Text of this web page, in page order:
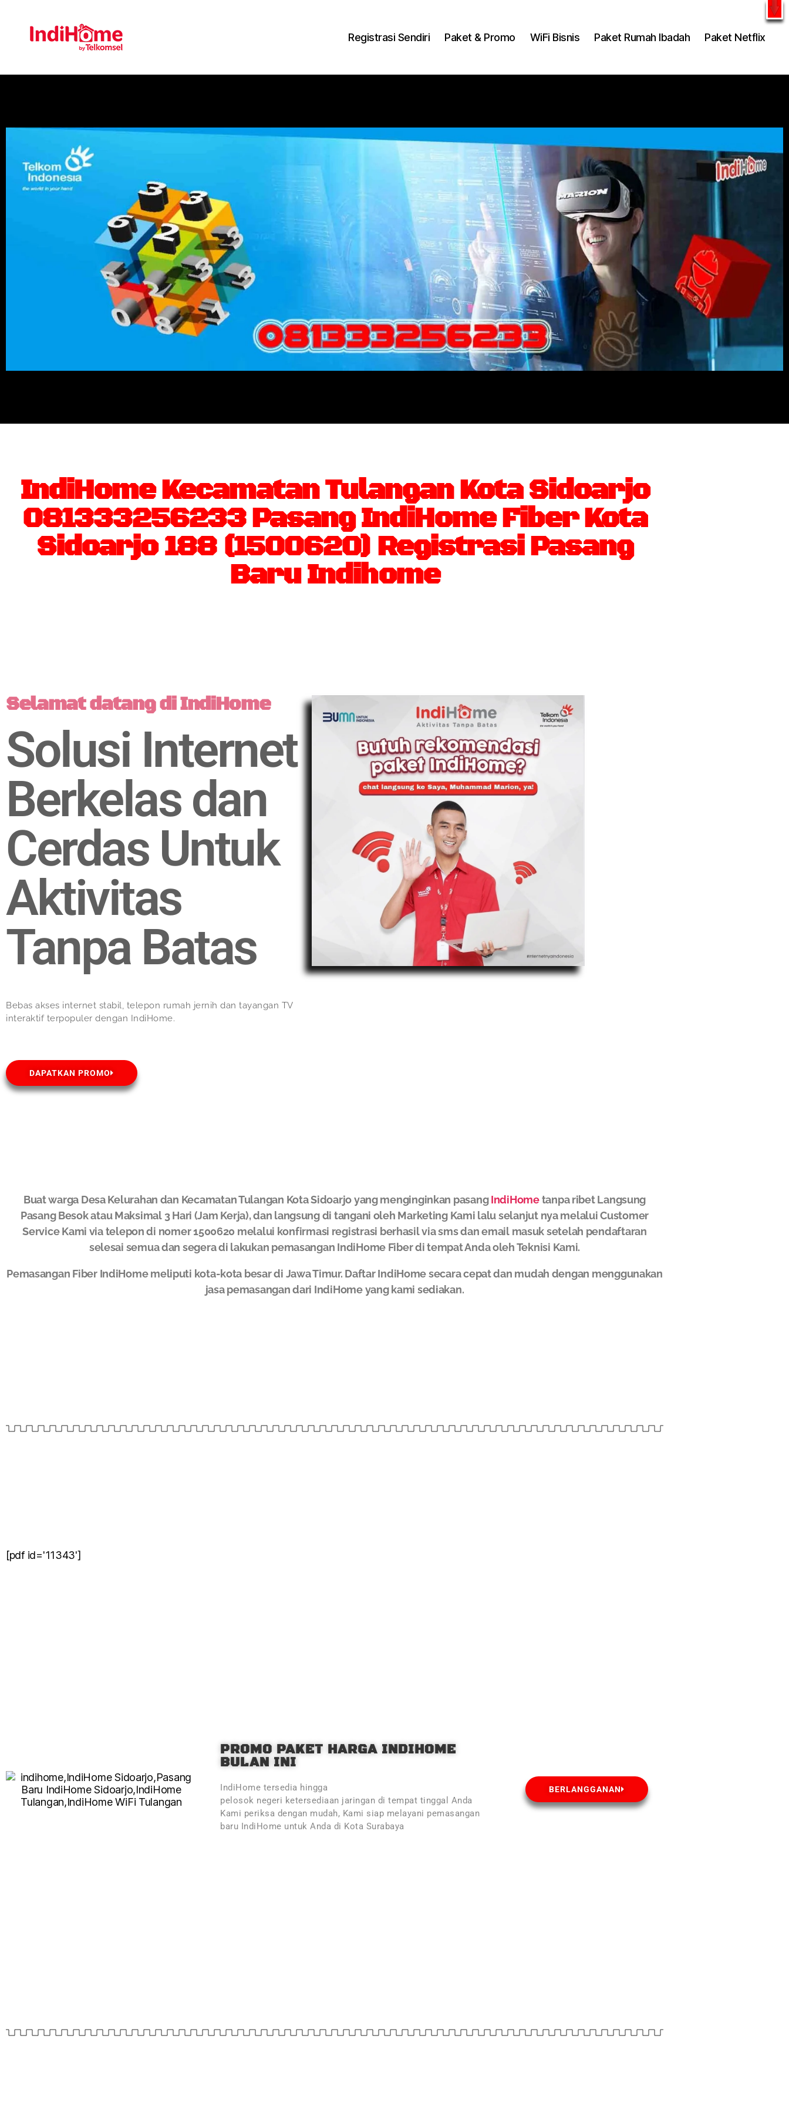
Registrasi Sendiri Paket & Promo WiFi Bisnis Paket Rumah Ibadah Paket Netflix
IndiHome Kecamatan Tulangan Kota Sidoarjo
081333256233 Pasang IndiHome Fiber Kota
Sidoarjo 188 (1500620) Registrasi Pasang
Baru Indihome
Selamat datang di IndiHome
Solusi Internet
Berkelas dan
Cerdas Untuk
Aktivitas
Tanpa Batas
Bebas akses internet stabil, telepon rumah jernih dan tayangan TV
interaktif terpopuler dengan IndiHome.
DAPATKAN PROMO
Buat warga Desa Kelurahan dan Kecamatan Tulangan Kota Sidoarjo yang menginginkan pasangIndiHometanpa ribet Langsung
Pasang Besok atau Maksimal 3 Hari (Jam Kerja), dan langsung di tangani oleh Marketing Kami lalu selanjut nya melalui Customer
Service Kami via telepon di nomer 1500620 melalui konfirmasi registrasi berhasil via sms dan email masuk setelah pendaftaran
selesai semua dan segera di lakukan pemasangan IndiHome Fiber di tempat Anda oleh Teknisi Kami.
Pemasangan Fiber IndiHome meliputi kota-kota besar di Jawa Timur. Daftar IndiHome secara cepat dan mudah dengan menggunakan
jasa pemasangan dari IndiHome yang kami sediakan.
[pdf id='11343']
PROMO PAKET HARGA INDIHOME
BULAN INI
IndiHome tersedia hingga
pelosok negeri ketersediaan jaringan di tempat tinggal Anda
Kami periksa dengan mudah, Kami siap melayani pemasangan
baru IndiHome untuk Anda di Kota Surabaya
BERLANGGANAN